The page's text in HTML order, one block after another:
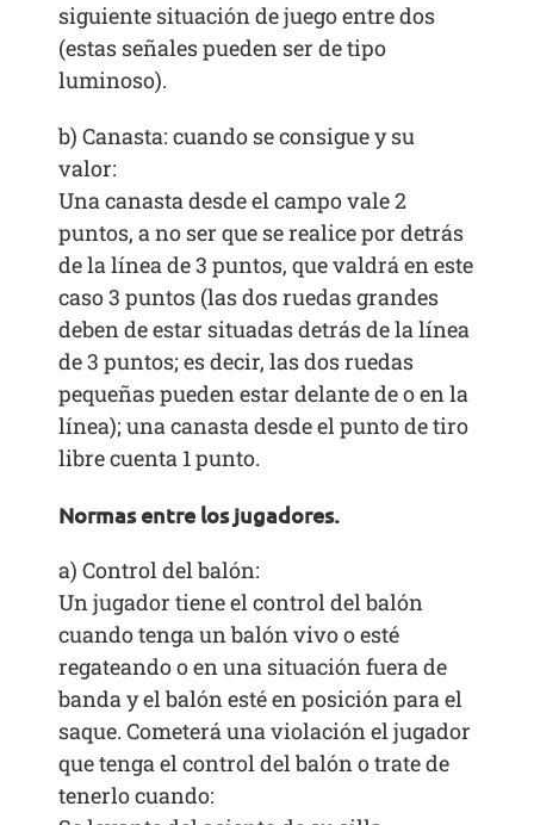
siguiente situación de juego entre dos
(estas señales pueden ser de tipo
luminoso).
b) Canasta: cuando se consigue y su
valor:
Una canasta desde el campo vale 2
puntos, a no ser que se realice por detrás
de la línea de 3 puntos, que valdrá en este
caso 3 puntos (las dos ruedas grandes
deben de estar situadas detrás de la línea
de 3 puntos; es decir, las dos ruedas
pequeñas pueden estar delante de o en la
línea); una canasta desde el punto de tiro
libre cuenta 1 punto.
Normas entre los jugadores.
a) Control del balón:
Un jugador tiene el control del balón
cuando tenga un balón vivo o esté
regateando o en una situación fuera de
banda y el balón esté en posición para el
saque. Cometerá una violación el jugador
que tenga el control del balón o trate de
tenerlo cuando: